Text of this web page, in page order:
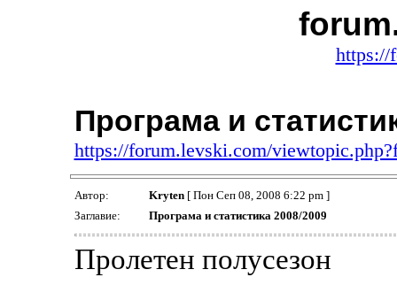
https://
Програма и
https://forum.levski.com/
Автор: Kryten[ Пон Сеп 08, 2008 6:22 pm ]
Заглавие:
Програма и статистика 2008/2009
Пролетен полусезон